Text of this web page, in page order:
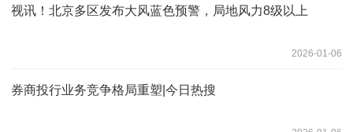
视讯！北京多区发布大风蓝色预警，局地风力8级以上
2026-01-06
券商投行业务竞争格局重塑|今日热搜